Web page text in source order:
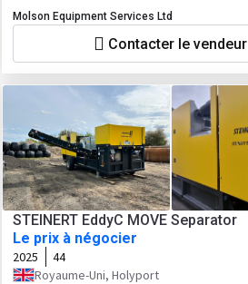
Molson Equipment Services Ltd
Contacter le vendeur
STEINERT EddyC MOVE Separator
Le prix à négocier
2025
44
Royaume-Uni, Holyport